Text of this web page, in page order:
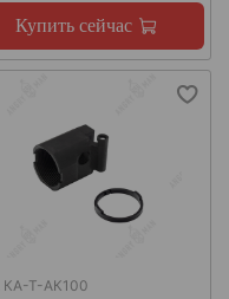
Купить сейчас
КА-Т-АК100